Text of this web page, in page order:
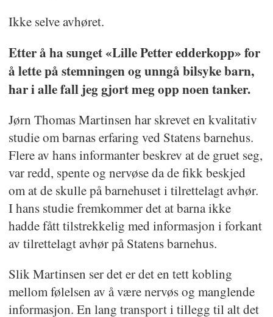
Ikke selve avhøret.
Etter å ha sunget «Lille Petter edderkopp» for
å lette på stemningen og unngå bilsyke barn,
har i alle fall jeg gjort meg opp noen tanker.
Jørn Thomas Martinsen har skrevet en kvalitativ
studie om barnas erfaring ved Statens barnehus.
Flere av hans informanter beskrev at de gruet seg,
var redd, spente og nervøse da de fikk beskjed
om at de skulle på barnehuset i tilrettelagt avhør.
I hans studie fremkommer det at barna ikke
hadde fått tilstrekkelig med informasjon i forkant
av tilrettelagt avhør på Statens barnehus.
Slik Martinsen ser det er det en tett kobling
mellom følelsen av å være nervøs og manglende
informasjon. En lang transport i tillegg til alt det